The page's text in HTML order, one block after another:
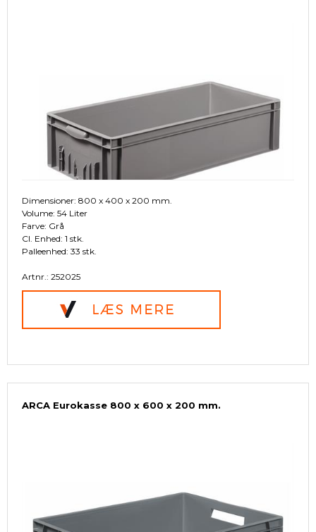
Dimensioner: 800 x 400 x 200 mm.
Volume: 54 Liter
Farve: Grå
Cl. Enhed: 1 stk.
Palleenhed: 33 stk.
Artnr.: 252025
ARCA Eurokasse 800 x 600 x 200 mm.